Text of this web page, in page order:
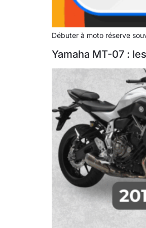
Débuter à moto réserve
Yamaha MT-07 :